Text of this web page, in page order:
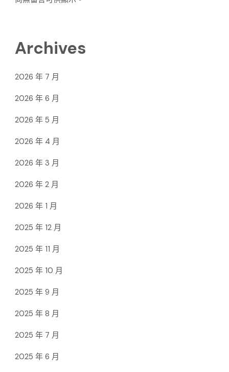
Archives
2026 年 7 月
2026 年 6 月
2026 年 5 月
2026 年 4 月
2026 年 3 月
2026 年 2 月
2026 年 1 月
2025 年 12 月
2025 年 11 月
2025 年 10 月
2025 年 9 月
2025 年 8 月
2025 年 7 月
2025 年 6 月